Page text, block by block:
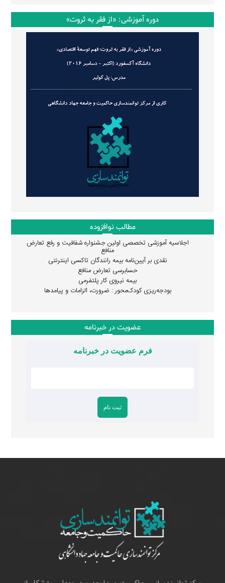
دوره آموزشی: «از فقر به ثروت»
مطالب نوافزوده
اجلاسیه آموزشی تخصصی اولین جشنواره شفافیت و رفع تعارض
منافع
نقدی بر آیین‌نامه بیمه رانندگان تاکسی اینترنتی
حسابرسی تعارض منافع
بیمه نیروی کار پلتفرمی
بودجه‌ریزی کودک‌محور : ضرورت، الزامات و پیامدها
عضویت در خبرنامه
فرم عضویت در خبرنامه